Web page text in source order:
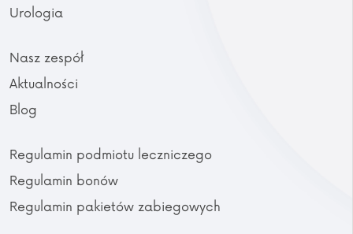
Urologia
Nasz zespół
Aktualności
Blog
Regulamin podmiotu leczniczego
Regulamin bonów
Regulamin pakietów zabiegowych